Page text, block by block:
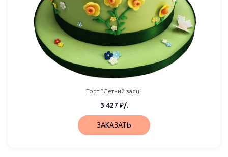
Торт “Летний заяц”
3 427 ₽/.
ЗАКАЗАТЬ